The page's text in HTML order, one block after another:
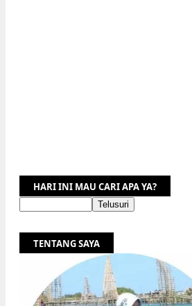
HARI INI MAU CARI APA YA?
TENTANG SAYA